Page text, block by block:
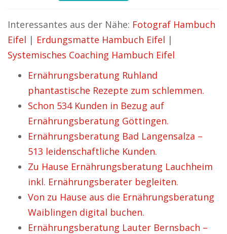
Interessantes aus der Nähe: Fotograf Hambuch
Eifel | Erdungsmatte Hambuch Eifel |
Systemisches Coaching Hambuch Eifel
Ernährungsberatung Ruhland
phantastische Rezepte zum schlemmen.
Schon 534 Kunden in Bezug auf
Ernährungsberatung Göttingen.
Ernährungsberatung Bad Langensalza –
513 leidenschaftliche Kunden.
Zu Hause Ernährungsberatung Lauchheim
inkl. Ernährungsberater begleiten.
Von zu Hause aus die Ernährungsberatung
Waiblingen digital buchen.
Ernährungsberatung Lauter Bernsbach –